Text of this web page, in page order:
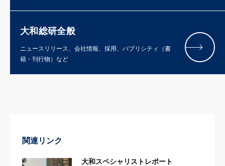
大和総研全般
ニュースリリース、会社情報、採用、パブリシティ（書
籍・刊行物）など
関連リンク
大和スペシャリストレポート